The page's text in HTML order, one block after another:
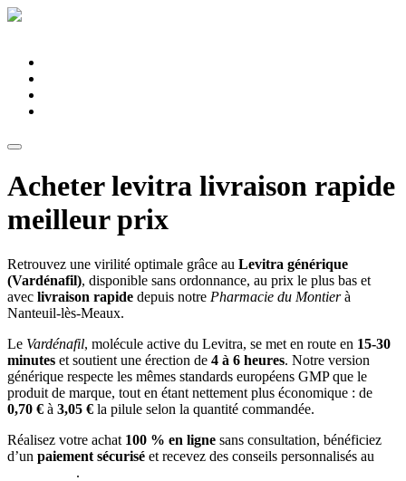
Acheter levitra livraison rapide
meilleur prix
Retrouvez une virilité optimale grâce au Levitra générique
(Vardénafil), disponible sans ordonnance, au prix le plus bas et
avec livraison rapide depuis notre Pharmacie du Montierà
Nanteuil-lès-Meaux.
Le Vardénafil, molécule active du Levitra, se met en route en 15-30
minutes et soutient une érection de 4 à 6 heures. Notre version
générique respecte les mêmes standards européens GMP que le
produit de marque, tout en étant nettement plus économique : de
0,70 € à 3,05 € la pilule selon la quantité commandée.
Réalisez votre achat 100 % en ligne sans consultation, bénéficiez
d’un paiement sécurisé et recevez des conseils personnalisés au
.